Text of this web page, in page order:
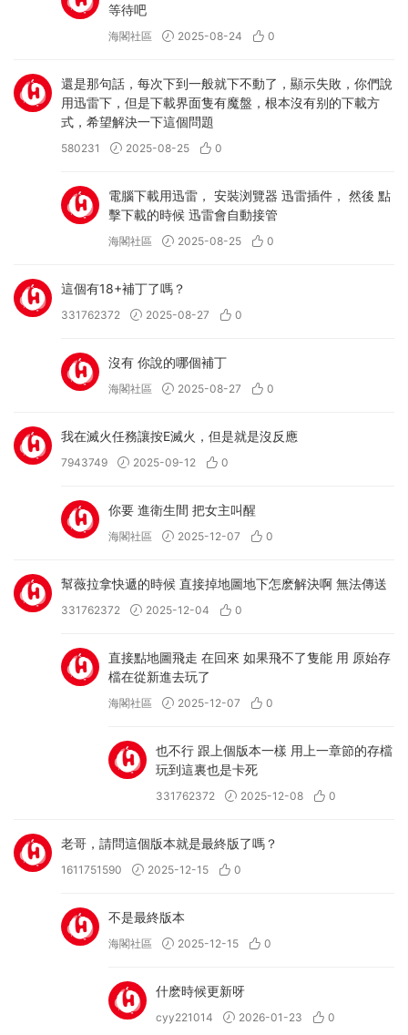
等待吧
海閣社區 2025-08-24 0
還是那句話，每次下到一般就下不動了，顯示失敗，你們說
用迅雷下，但是下載界面隻有魔盤，根本沒有别的下載方
式，希望解決一下這個問題
580231 2025-08-25 0
電腦下載用迅雷， 安裝浏覽器 迅雷插件， 然後 點
擊下載的時候 迅雷會自動接管
海閣社區 2025-08-25 0
這個有18+補丁了嗎？
331762372 2025-08-27 0
沒有 你說的哪個補丁
海閣社區 2025-08-27 0
我在滅火任務讓按E滅火，但是就是沒反應
7943749 2025-09-12 0
你要 進衛生間 把女主叫醒
海閣社區 2025-12-07 0
幫薇拉拿快遞的時候 直接掉地圖地下怎麽解決啊 無法傳送
331762372 2025-12-04 0
直接點地圖飛走 在回來 如果飛不了隻能 用 原始存
檔在從新進去玩了
海閣社區 2025-12-07 0
也不行 跟上個版本一樣 用上一章節的存檔
玩到這裏也是卡死
331762372 2025-12-08 0
老哥，請問這個版本就是最終版了嗎？
1611751590 2025-12-15 0
不是最終版本
海閣社區 2025-12-15 0
什麽時候更新呀
cyy221014 2026-01-23 0